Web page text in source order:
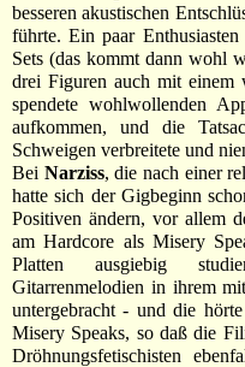
besseren akustischen
führte. Ein paar
Sets (das kommt dann wohl
drei Figuren auch mit einem
spendete wohlwollenden
aufkommen, und die
Schweigen verbreitete und
Bei Narziss, die nach einer
hatte sich der Gigbeginn
Positiven ändern, vor allem
am Hardcore als Misery
Platten ausgiebig
Gitarrenmelodien in ihrem
untergebracht - und die
Misery Speaks, so daß die
Dröhnungsfetischisten